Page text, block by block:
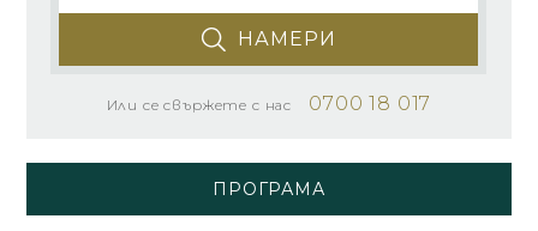
НАМЕРИ
Или се свържете с нас 0700 18 017
ПРОГРАМА